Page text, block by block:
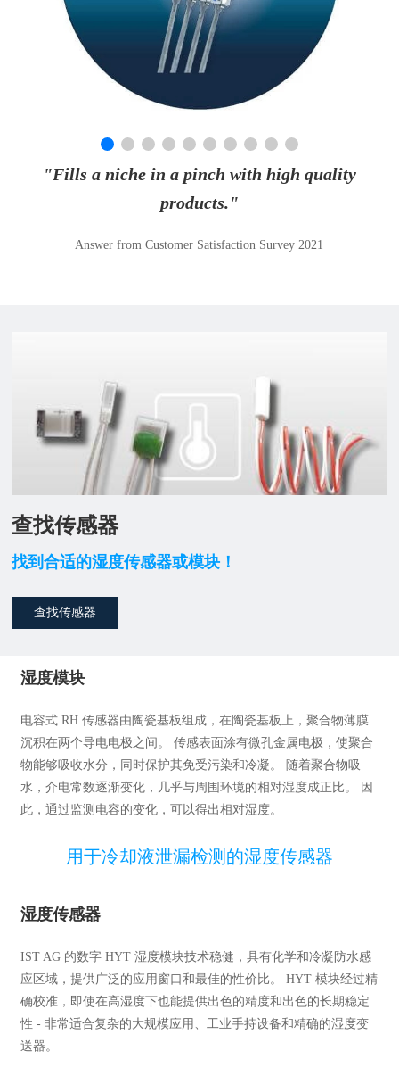
"Fills a niche in a pinch with high quality
products."
Answer from Customer Satisfaction Survey 2021
查找传感器
找到合适的湿度传感器或模块！
查找传感器
湿度模块
电容式 RH 传感器由陶瓷基板组成，在陶瓷基板上，聚合物薄膜
沉积在两个导电电极之间。 传感表面涂有微孔金属电极，使聚合
物能够吸收水分，同时保护其免受污染和冷凝。 随着聚合物吸
水，介电常数逐渐变化，几乎与周围环境的相对湿度成正比。 因
此，通过监测电容的变化，可以得出相对湿度。
用于冷却液泄漏检测的湿度传感器
湿度传感器
IST AG 的数字 HYT 湿度模块技术稳健，具有化学和冷凝防水感
应区域，提供广泛的应用窗口和最佳的性价比。 HYT 模块经过精
确校准，即使在高湿度下也能提供出色的精度和出色的长期稳定
性 - 非常适合复杂的大规模应用、工业手持设备和精确的湿度变
送器。